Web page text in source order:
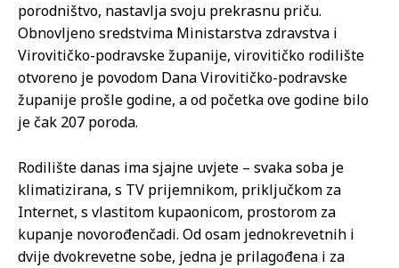
porodništvo, nastavlja svoju prekrasnu priču.
Obnovljeno sredstvima Ministarstva zdravstva i
Virovitičko-podravske županije, virovitičko rodilište
otvoreno je povodom Dana Virovitičko-podravske
županije prošle godine, a od početka ove godine bilo
je čak 207 poroda.
Rodilište danas ima sjajne uvjete – svaka soba je
klimatizirana, s TV prijemnikom, priključkom za
Internet, s vlastitom kupaonicom, prostorom za
kupanje novorođenčadi. Od osam jednokrevetnih i
dvije dvokrevetne sobe, jedna je prilagođena i za